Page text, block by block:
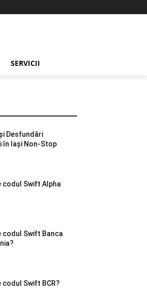
SERVICII
Desfundări
în Iași Non-Stop
codul Swift Alpha
codul Swift Banca
codul Swift BCR?